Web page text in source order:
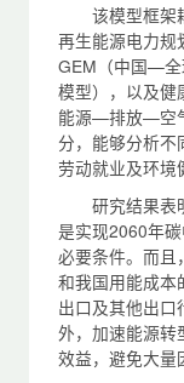
该模型框架
再生能源电力规
GEM（中国—全
模型），以及健
能源—排放—空
分，能够分析不
劳动就业及环境
研究结果表
是实现2060年
必要条件。而且
和我国用能成本
出口及其他出
外，加速能源转
效益，避免大量